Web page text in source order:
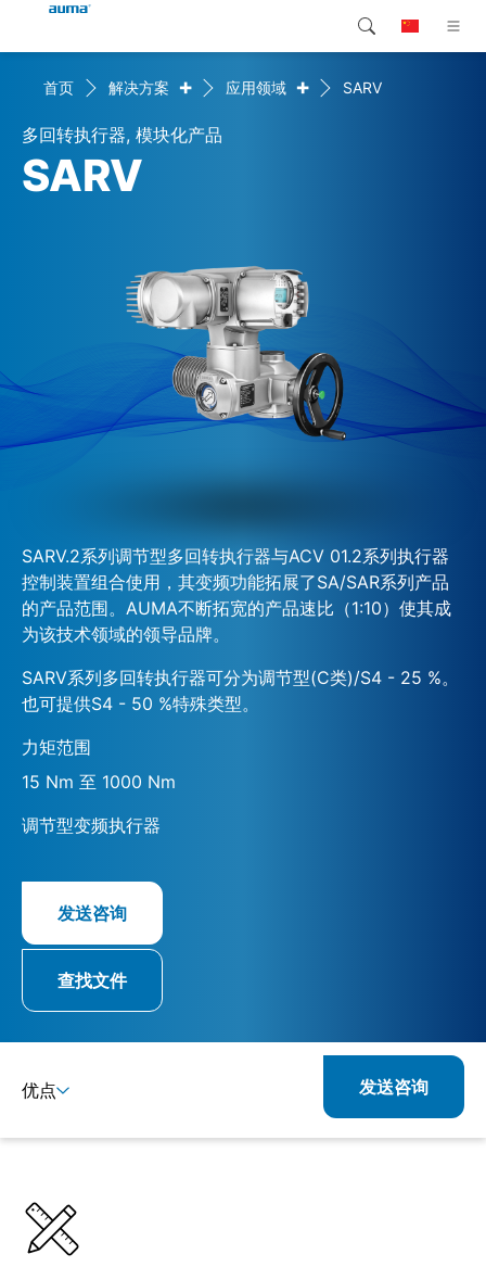
产品介绍
解决方案
联系我们
Global
欧洲
搜索
首页 解决方案 + 应用领域 + SARV
多回转执行器, 模块化产品
SARV
SARV.2系列调节型多回转执行器与ACV 01.2系列执行器
控制装置组合使用，其变频功能拓展了SA/SAR系列产品
的产品范围。AUMA不断拓宽的产品速比（1:10）使其成
为该技术领域的领导品牌。
SARV系列多回转执行器可分为调节型(C类)/S4 - 25 %。
也可提供S4 - 50 %特殊类型。
力矩范围
15 Nm 至 1000 Nm
调节型变频执行器
发送咨询
查找文件
优点 发送咨询